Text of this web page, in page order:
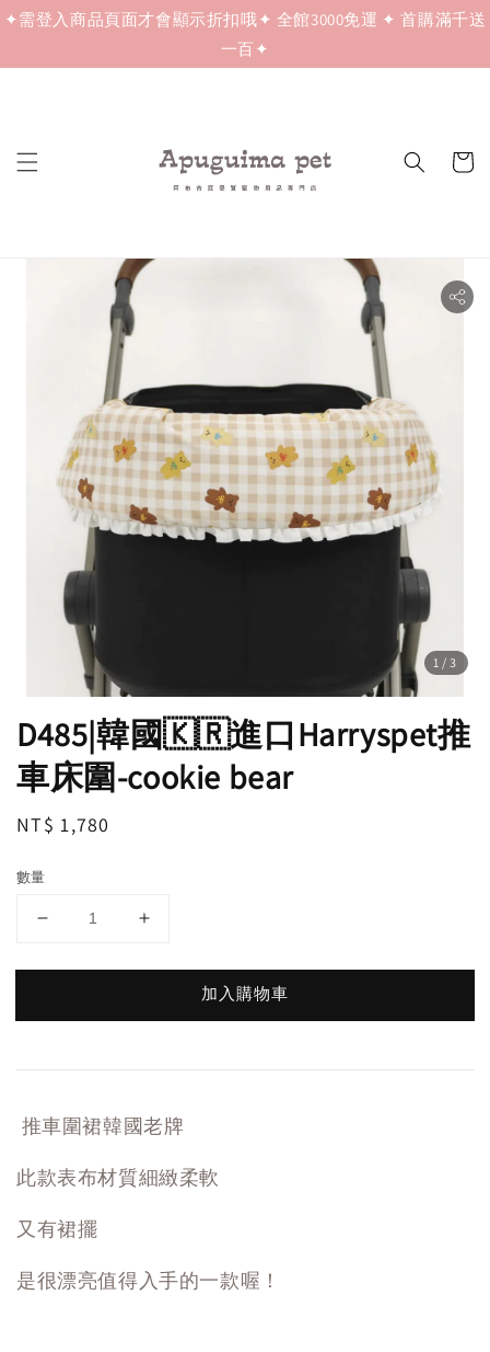
✦需登入商品頁面才會顯示折扣哦✦ 全館3000免運 ✦ 首購滿千送
一百✦
1 /3
D485|韓國🇰🇷進口Harryspet推
車床圍-cookie bear
Regular
NT$ 1,780
數量
加入購物車
推車圍裙韓國老牌
此款表布材質細緻柔軟
又有裙擺
是很漂亮值得入手的一款喔！